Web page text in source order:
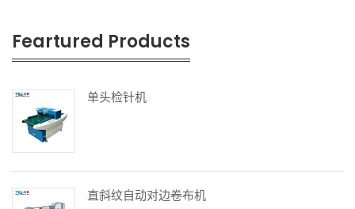
Feartured Products
单头检针机
直斜纹自动对边卷布机